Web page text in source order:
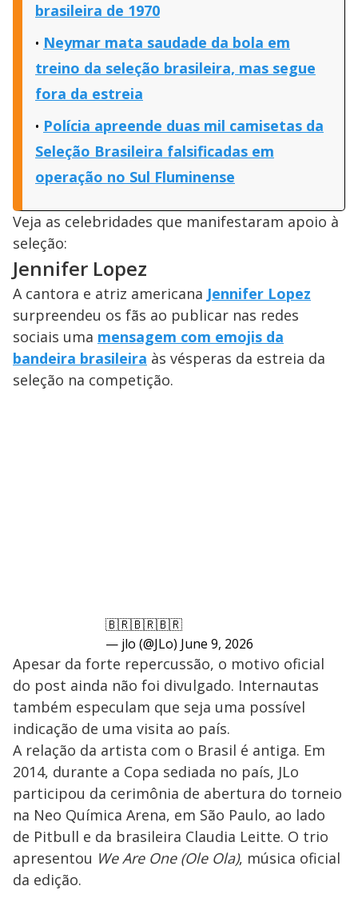
brasileira de 1970
Neymar mata saudade da bola em
treino da seleção brasileira, mas segue
fora da estreia
Polícia apreende duas mil camisetas da
Seleção Brasileira falsificadas em
operação no Sul Fluminense
Veja as celebridades que manifestaram apoio à
seleção:
Jennifer Lopez
A cantora e atriz americana Jennifer Lopez
surpreendeu os fãs ao publicar nas redes
sociais uma mensagem com emojis da
bandeira brasileira às vésperas da estreia da
seleção na competição.
🇧🇷🇧🇷🇧🇷
— jlo (@JLo) June 9, 2026
Apesar da forte repercussão, o motivo oficial
do post ainda não foi divulgado. Internautas
também especulam que seja uma possível
indicação de uma visita ao país.
A relação da artista com o Brasil é antiga. Em
2014, durante a Copa sediada no país, JLo
participou da cerimônia de abertura do torneio
na Neo Química Arena, em São Paulo, ao lado
de Pitbull e da brasileira Claudia Leitte. O trio
apresentou We Are One (Ole Ola), música oficial
da edição.